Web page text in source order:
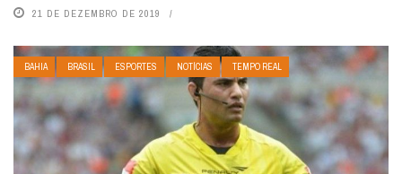
21 DE DEZEMBRO DE 2019
BAHIA BRASIL ESPORTES NOTÍCIAS TEMPO REAL